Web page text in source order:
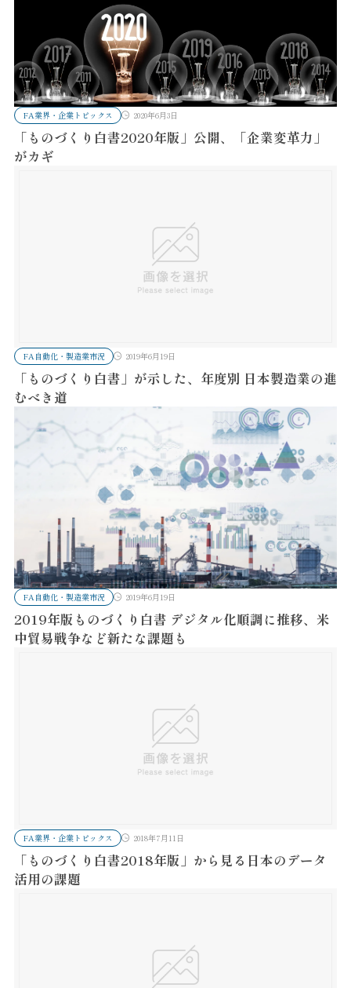
FA業界・企業トピックス 2020年6月3日
「ものづくり白書2020年版」公開、「企業変革力」
がカギ
FA自動化・製造業市況 2019年6月19日
「ものづくり白書」が示した、年度別 日本製造業の進
むべき道
FA自動化・製造業市況 2019年6月19日
2019年版ものづくり白書 デジタル化順調に推移、米
中貿易戦争など新たな課題も
FA業界・企業トピックス 2018年7月11日
「ものづくり白書2018年版」から見る日本のデータ
活用の課題